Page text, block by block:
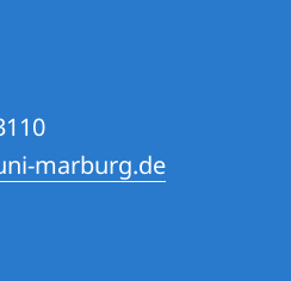
marburg.de